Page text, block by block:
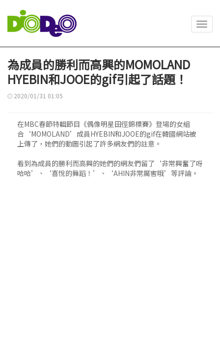
為成員的勝利而高興的MOMOLAND
HYEBIN和JOOE的gif引起了話題！
2020/01/31 01:05
在MBC春節特輯節目《偶像明星田徑錦標賽》登場的女組
合‘MOMOLAND’成員HYEBIN和JOOE的gif在韓國網站被
上傳了，她們的動圖引起了許多網友們的註意。
看到為成員的勝利而高興的她們的網友們留了‘非常興奮了呀
哈哈’、‘喜悅的舞蹈！’、‘AHIN非常厲害哦’等評論。